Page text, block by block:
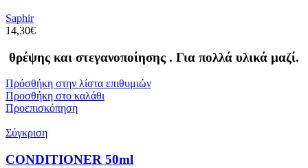
Saphir
14,30€
θρέψης και στεγανοποίησης . Για πολλά υλικά μαζί.
Πρόσθήκη στην λίστα επιθυμιών
Προσθήκη στο καλάθι
Προεπισκόπηση
Σύγκριση
CONDITIONER 50ml